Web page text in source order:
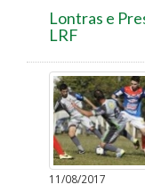
Lontras e
LRF
11/08/2017